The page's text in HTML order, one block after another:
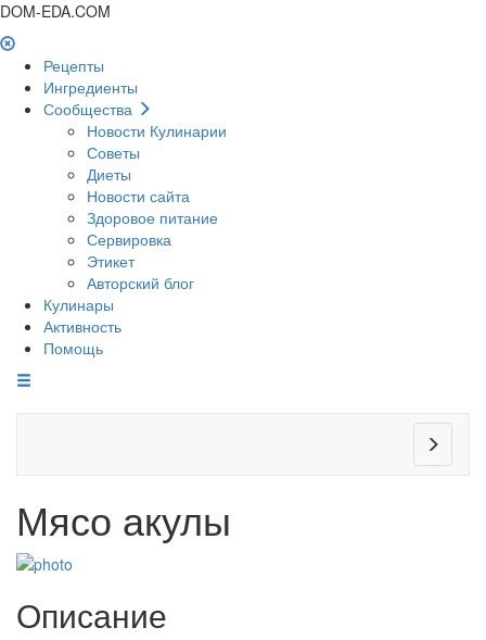
DOM-EDA.COM
Рецепты
Ингредиенты
Сообщества
Новости Кулинарии
Советы
Диеты
Новости сайта
Здоровое питание
Сервировка
Этикет
Авторский блог
Кулинары
Активность
Помощь
Мясо акулы
Описание